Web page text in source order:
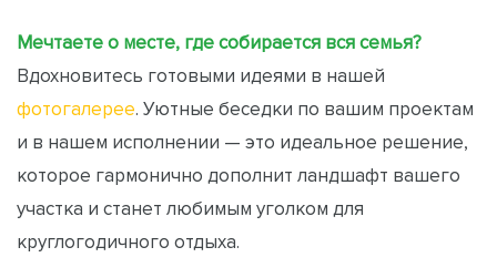
Мечтаете о месте, где собирается вся семья?
Вдохновитесь готовыми идеями в нашей
фотогалерее. Уютные беседки по вашим проектам
и в нашем исполнении — это идеальное решение,
которое гармонично дополнит ландшафт вашего
участка и станет любимым уголком для
круглогодичного отдыха.